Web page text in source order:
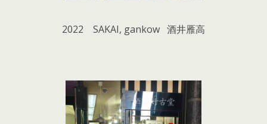
2022 SAKAI, gankow 酒井雁高